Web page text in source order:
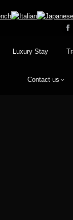
Luxury Stay
Contact us